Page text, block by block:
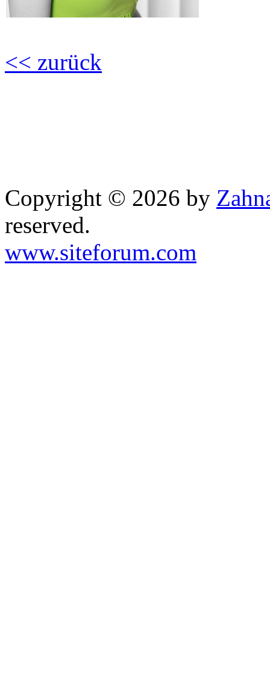
<< zurück
Copyright © 2026 by
reserved.
www.siteforum.com